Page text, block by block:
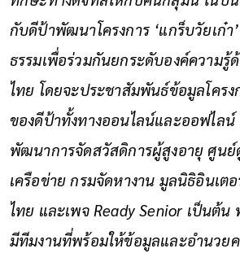
กับดีป้าพัฒนาโครงการ ‘แกร็บวัยเก๋า
ธรรมเพื่อร่วมกันยกระดับองค์ความรู้
ไทย โดยจะประชาสัมพันธ์ข้อมูลโครง
ของดีป้าทั้งทางออนไลน์และออฟไล
พัฒนาการจัดสวัสดิการผู้สูงอายุ ศูนย์
เครือข่าย กรมจัดหางาน มูลนิธิอินเต
ไทย และเพจ Ready Senior เป็นต้
มีทีมงานที่พร้อมให้ข้อมูลและอำนวย